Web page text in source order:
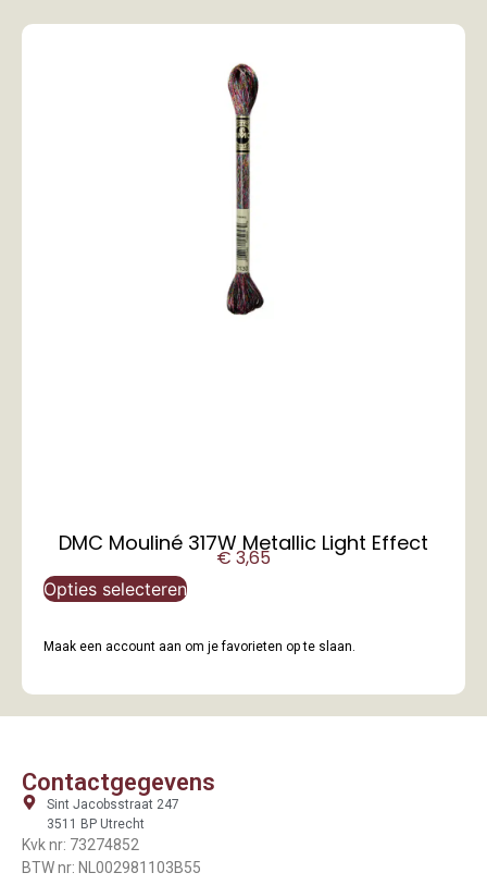
DMC Mouliné 317W Metallic Light Effect
€3,65
Opties selecteren
Maak een account aan om je favorieten op te slaan.
Contactgegevens
Sint Jacobsstraat 247
3511 BP Utrecht
Kvk nr: 73274852
BTW nr: NL002981103B55